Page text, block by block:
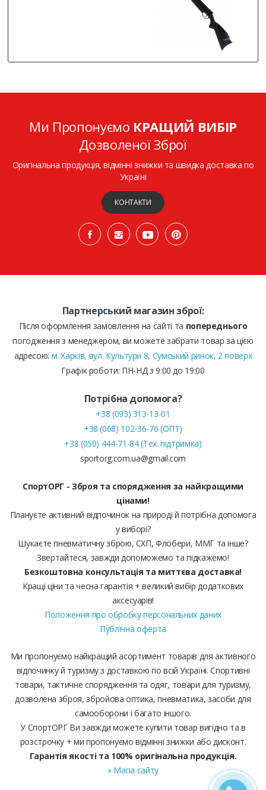
Ми Пропонуємо КРАЩИЙ ВИБІР
Дозволеної Зброї
Оригінальна продукція, відмінні знижки та швидка доставка по
Україні
КОНТАКТИ
Партнерський магазин зброї:
Після оформлення замовлення на сайті та попереднього
погодження з менеджером, ви можете забрати товар за цією
адресою: м. Харків, вул. Культури 8, Сумський ринок, 2 поверх
Графік роботи: ПН-НД з 9:00 до 19:00
Потрібна допомога?
+38 (093) 313-13-01
+38 (068) 102-36-76 (ОПТ)
+38 (050) 444-71-84 (Тех. підтримка)
sportorg.com.ua@gmail.com
СпортОРГ - Зброя та спорядження за найкращими
цінами!
Плануєте активний відпочинок на природі й потрібна допомога
у виборі?
Шукаєте пневматичну зброю, СХП, Флобери, ММГ та інше?
Звертайтеся, завжди допоможемо та підкажемо!
Безкоштовна консультація та миттєва доставка!
Кращі ціни та чесна гарантія + великий вибір додаткових
аксесуарів!
Положення про обробку персональних даних
Публічна оферта
Ми пропонуємо найкращий асортимент товарів для активного
відпочинку й туризму з доставкою по всій Україні. Спортивні
товари, тактичне спорядження та одяг, товари для туризму,
дозволена зброя, збройова оптика, пневматика, засоби для
самооборони і багато іншого.
У СпортОРГ Ви завжди можете купити товар вигідно та в
розстрочку + ми пропонуємо відмінні знижки або дисконт.
Гарантія якості та 100% оригінальна продукція.
» Мапа сайту